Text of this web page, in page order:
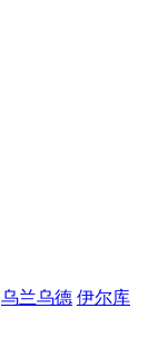
乌兰乌德 伊尔库